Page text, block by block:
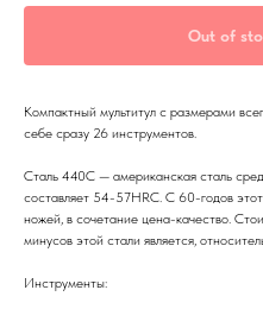
Out of
Компактный мультитул с размерами
себе сразу 26 инструментов.
Сталь 440С — американская сталь
составляет 54-57HRC. C 60-годов
ножей, в сочетание цена-качество.
минусов этой стали является,
Инструменты: